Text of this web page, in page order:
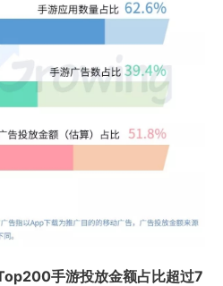
手游投放金额占比超过7